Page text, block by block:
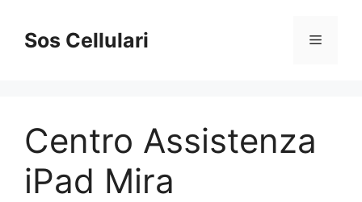
contenuto
Sos Cellulari Menu
Centro Assistenza
iPad Mira